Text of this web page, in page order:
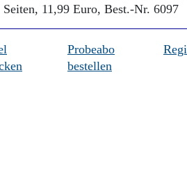
11,99 Euro, Best.-Nr. 6097
Probeabo
bestellen